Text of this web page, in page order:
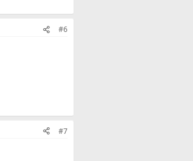
#6
#7